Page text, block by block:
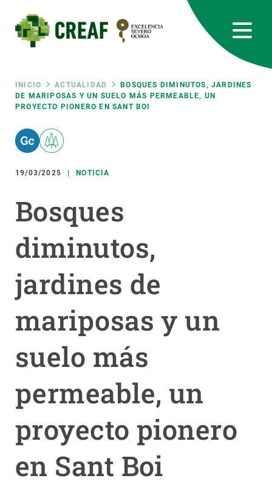
contenido
principal
Ruta
de
navegación
INICIO ACTUALIDAD
BOSQUES DIMINUTOS, JARDINES
DE MARIPOSAS Y UN SUELO MÁS PERMEABLE, UN
PROYECTO PIONERO EN SANT BOI
19/03/2025 NOTICIA
Bosques
diminutos,
jardines de
mariposas y un
suelo más
permeable, un
proyecto pionero
en Sant Boi
RRSS
Featured
responsive
Responsive
menu
INVESTIGACIÓN
CIENCIA EN ACCIÓN
PARTICIPA
NOTICIAS Y AGENDA